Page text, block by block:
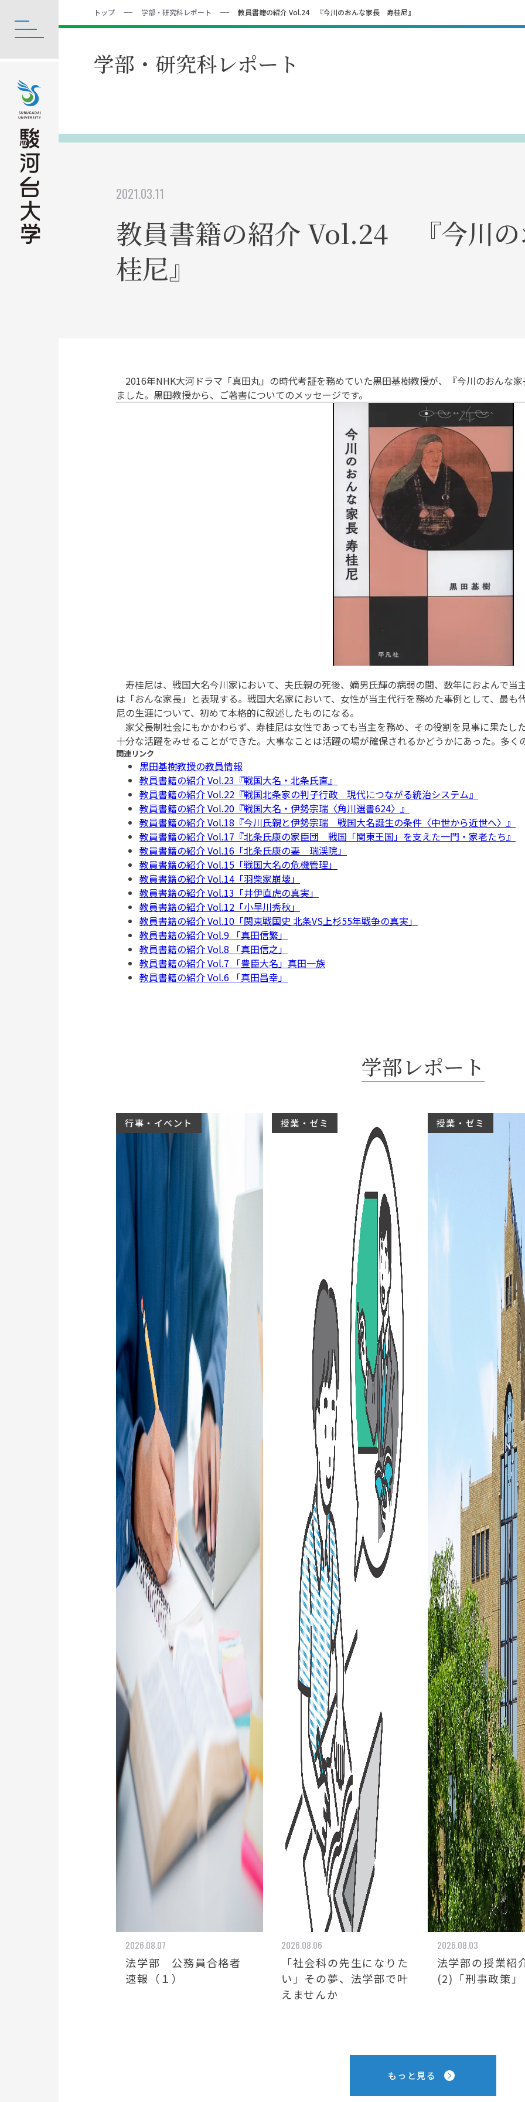
トップ 学部・研究科レポート 教員書籍の紹介 Vol.24 『今川のおんな家長 寿桂尼』
学部・研究科レポート
2021.03.11
教員書籍の紹介 Vol.24 『今川
桂尼』
2016年NHK大河ドラマ「真田丸」の時代考証を務めていた黒田基樹教授が、『今川のおんな
ました。黒田教授から、ご著書についてのメッセージです。
寿桂尼は、戦国大名今川家において、夫氏親の死後、嫡男氏輝の病弱の間、数年におよんで当
は「おんな家長」と表現する。戦国大名家において、女性が当主代行を務めた事例として、最
尼の生涯について、初めて本格的に叙述したものになる。
家父長制社会にもかかわらず、寿桂尼は女性であっても当主を務め、その役割を見事に果たし
十分な活躍をみせることができた。大事なことは活躍の場が確保されるかどうかにあった。多く
関連リンク
黒田基樹教授の教員情報
教員書籍の紹介 Vol.23『戦国大名・北条氏直』
教員書籍の紹介 Vol.22『戦国北条家の判子行政 現代につながる統治システム』
教員書籍の紹介 Vol.20『戦国大名・伊勢宗瑞〈角川選書624〉』
教員書籍の紹介 Vol.18『今川氏親と伊勢宗瑞 戦国大名誕生の条件〈中世から近世へ〉』
教員書籍の紹介 Vol.17『北条氏康の家臣団 戦国「関東王国」を支えた一門・家老たち』
教員書籍の紹介 Vol.16「北条氏康の妻 瑞渓院」
教員書籍の紹介 Vol.15「戦国大名の危機管理」
教員書籍の紹介 Vol.14「羽柴家崩壊」
教員書籍の紹介 Vol.13「井伊直虎の真実」
教員書籍の紹介 Vol.12「小早川秀秋」
教員書籍の紹介 Vol.10「関東戦国史 北条VS上杉55年戦争の真実」
教員書籍の紹介 Vol.9 「真田信繁」
教員書籍の紹介 Vol.8 「真田信之」
教員書籍の紹介 Vol.7 「豊臣大名」真田一族
教員書籍の紹介 Vol.6 「真田昌幸」
学部レポート
2026.08.07
行事・イベント
法学部 公務員合格者
速報（１）
2026.08.06
授業・ゼミ
「社会科の先生になりた
い」その夢、法学部で叶
えませんか
2026.08.03
授業・ゼミ
法学部の授業紹
(2)「刑事政策」
もっと見る